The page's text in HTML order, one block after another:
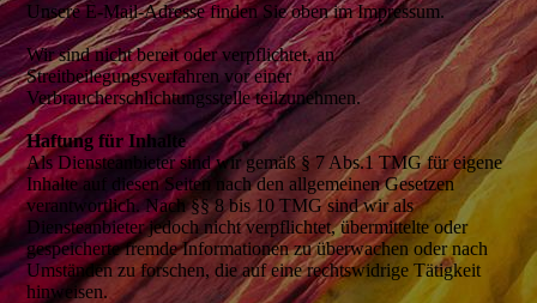
Unsere E-Mail-Adresse finden Sie oben im Impressum.
Wir sind nicht bereit oder verpflichtet, an
Streitbeilegungsverfahren vor einer
Verbraucherschlichtungsstelle teilzunehmen.
Haftung für Inhalte
Als Diensteanbieter sind wir gemäß § 7 Abs.1 TMG für eigene
Inhalte auf diesen Seiten nach den allgemeinen Gesetzen
verantwortlich. Nach §§ 8 bis 10 TMG sind wir als
Diensteanbieter jedoch nicht verpflichtet, übermittelte oder
gespeicherte fremde Informationen zu überwachen oder nach
Umständen zu forschen, die auf eine rechtswidrige Tätigkeit
hinweisen.